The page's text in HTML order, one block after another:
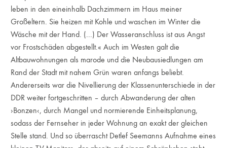
leben in den eineinhalb Dachzimmern im Haus meiner
Großeltern. Sie heizen mit Kohle und waschen im Winter die
Wäsche mit der Hand. (...) Der Wasseranschluss ist aus Angst
vor Frostschäden abgestellt.« Auch im Westen galt die
Altbauwohnungen als marode und die Neubausiedlungen am
Rand der Stadt mit nahem Grün waren anfangs beliebt.
Andererseits war die Nivellierung der Klassenunterschiede in der
DDR weiter fortgeschritten – durch Abwanderung der alten
›Bonzen‹, durch Mangel und normierende Einheitsplanung,
sodass der Fernseher in jeder Wohnung an exakt der gleichen
Stelle stand. Und so überrascht Detlef Seemanns Aufnahme eines